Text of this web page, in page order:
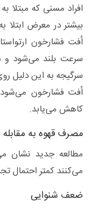
بیشتر در معرض ابتلا
اُفت فشارخون
سرعت بلند می‌شود و
سرگیجه به این دلیل
اُفت فشارخون
کاهش می‌یابد.
مصرف قهوه به
مطالعه جدید نشان
می‌کنند کمتر احتمال
ضعف شنوایی